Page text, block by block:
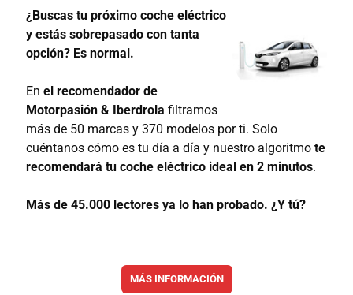
¿Buscas tu próximo coche eléctrico
y estás sobrepasado con tanta
opción? Es normal.
En el recomendador de
Motorpasión & Iberdrola filtramos
más de 50 marcas y 370 modelos por ti. Solo
cuéntanos cómo es tu día a día y nuestro algoritmo te
recomendará tu coche eléctrico ideal en 2 minutos.
Más de 45.000 lectores ya lo han probado. ¿Y tú?
MÁS INFORMACIÓN